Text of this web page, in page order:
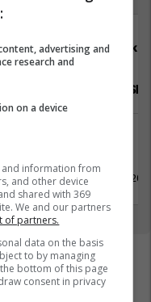
Agjent i
18 Maj
advertising and
research and
on a device
information from
and other device
shared with 369
We and our partners
of partners.
data on the basis
to by managing
bottom of this page
consent in privacy